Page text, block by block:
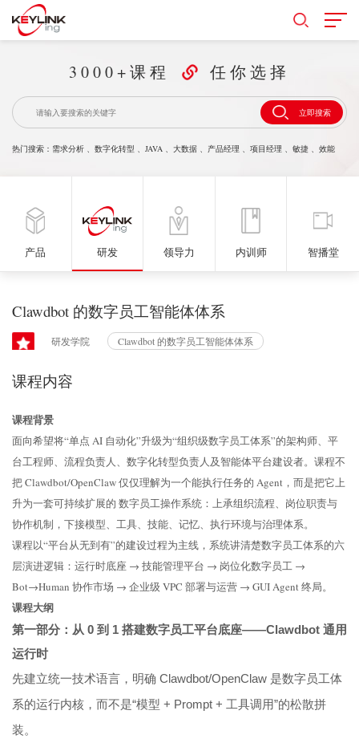
3000+课程 任你选择
立即搜索
热门搜索： 需求分析 、 数字化转型 、 JAVA 、 大数据 、 产品经理 、 项目经理 、 敏捷 、 效能
产品 研发 领导力 内训师 智播堂
Clawdbot 的数字员工智能体体系
研发学院 Clawdbot 的数字员工智能体体系
课程内容
课程背景
面向希望将“单点 AI 自动化”升级为“组织级数字员工体系”的架构师、平
台工程师、流程负责人、数字化转型负责人及智能体平台建设者。课程不
把 Clawdbot/OpenClaw 仅仅理解为一个能执行任务的 Agent，而是把它上
升为一套可持续扩展的 数字员工操作系统：上承组织流程、岗位职责与
协作机制，下接模型、工具、技能、记忆、执行环境与治理体系。
课程以“平台从无到有”的建设过程为主线，系统讲清楚数字员工体系的六
层演进逻辑：运行时底座 → 技能管理平台 → 岗位化数字员工 →
Bot→Human 协作市场 → 企业级 VPC 部署与运营 → GUI Agent 终局。
课程大纲
第一部分：从 0 到 1 搭建数字员工平台底座——Clawdbot 通用
运行时
先建立统一技术语言，明确 Clawdbot/OpenClaw 是数字员工体
系的运行内核，而不是“模型 + Prompt + 工具调用”的松散拼
装。